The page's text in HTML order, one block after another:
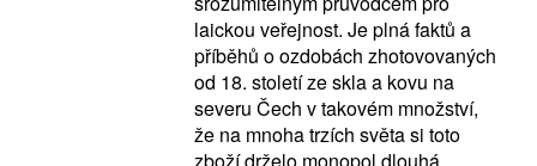
laickou veřejnost. Je plná faktů a
příběhů o ozdobách zhotovovaných
od 18. století ze skla a kovu na
severu Čech v takovém množství,
že na mnoha trzích světa si toto
zboží drželo monopol dlouhá